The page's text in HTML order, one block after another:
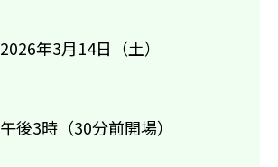
2026年3月14日（土）
午後3時（30分前開場）